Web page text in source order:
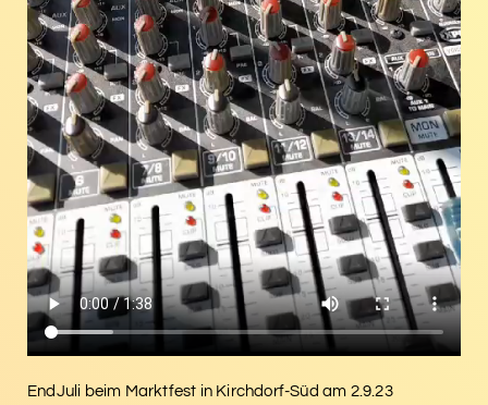
EndJuli beim Marktfest in Kirchdorf-Süd am 2.9.23